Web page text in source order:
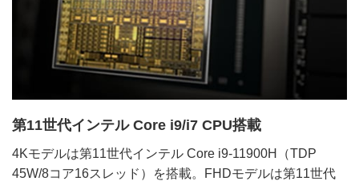
第11世代インテル Core i9/i7 CPU搭載
4Kモデルは第11世代インテル Core i9-11900H（TDP
45W/8コア16スレッド）を搭載。FHDモデルは第11世代